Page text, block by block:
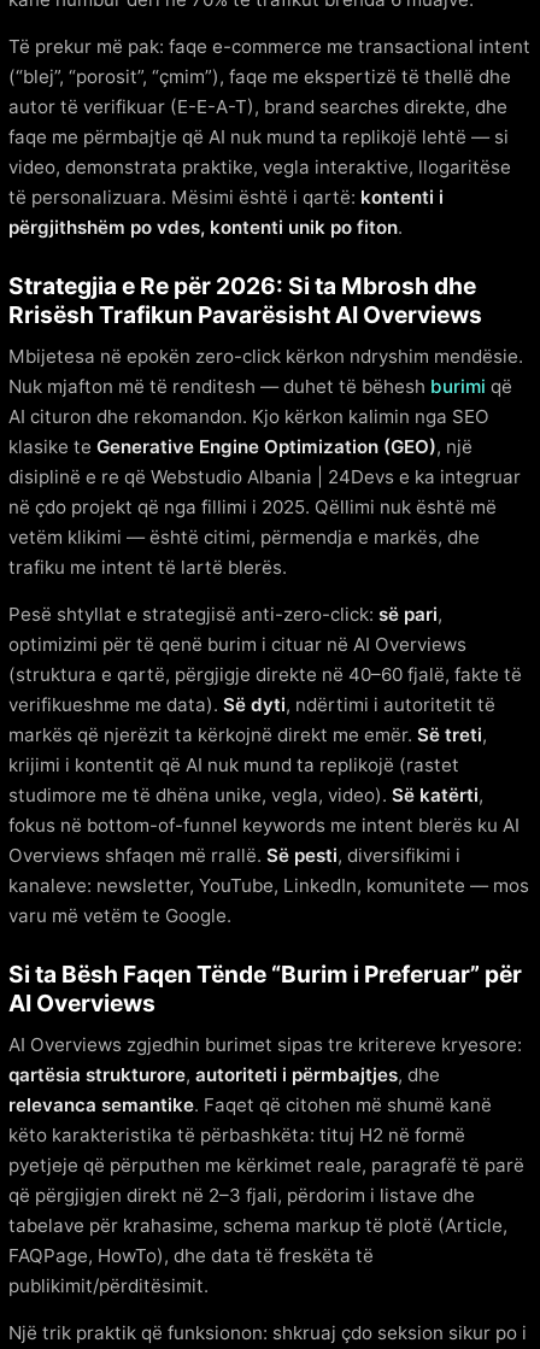
Të prekur më pak: faqe e-commerce me transactional intent
(“blej”, “porosit”, “çmim”), faqe me ekspertizë të thellë dhe
autor të verifikuar (E-E-A-T), brand searches direkte, dhe
faqe me përmbajtje që AI nuk mund ta replikojë lehtë — si
video, demonstrata praktike, vegla interaktive, llogaritëse
të personalizuara. Mësimi është i qartë: kontenti i
përgjithshëm po vdes, kontenti unik po fiton.
Strategjia e Re për 2026: Si ta Mbrosh dhe
Rrisësh Trafikun Pavarësisht AI Overviews
Mbijetesa në epokën zero-click kërkon ndryshim mendësie.
Nuk mjafton më të renditesh — duhet të bëhesh burimi që
AI cituron dhe rekomandon. Kjo kërkon kalimin nga SEO
klasike te Generative Engine Optimization (GEO), një
disiplinë e re që Webstudio Albania | 24Devs e ka integruar
në çdo projekt që nga fillimi i 2025. Qëllimi nuk është më
vetëm klikimi — është citimi, përmendja e markës, dhe
trafiku me intent të lartë blerës.
Pesë shtyllat e strategjisë anti-zero-click: së pari,
optimizimi për të qenë burim i cituar në AI Overviews
(struktura e qartë, përgjigje direkte në 40–60 fjalë, fakte të
verifikueshme me data). Së dyti, ndërtimi i autoritetit të
markës që njerëzit ta kërkojnë direkt me emër. Së treti,
krijimi i kontentit që AI nuk mund ta replikojë (rastet
studimore me të dhëna unike, vegla, video). Së katërti,
fokus në bottom-of-funnel keywords me intent blerës ku AI
Overviews shfaqen më rrallë. Së pesti, diversifikimi i
kanaleve: newsletter, YouTube, LinkedIn, komunitete — mos
varu më vetëm te Google.
Si ta Bësh Faqen Tënde “Burim i Preferuar” për
AI Overviews
AI Overviews zgjedhin burimet sipas tre kritereve kryesore:
qartësia strukturore, autoriteti i përmbajtjes, dhe
relevanca semantike. Faqet që citohen më shumë kanë
këto karakteristika të përbashkëta: tituj H2 në formë
pyetjeje që përputhen me kërkimet reale, paragrafë të parë
që përgjigjen direkt në 2–3 fjali, përdorim i listave dhe
tabelave për krahasime, schema markup të plotë (Article,
FAQPage, HowTo), dhe data të freskëta të
publikimit/përditësimit.
Një trik praktik që funksionon: shkruaj çdo seksion sikur po i